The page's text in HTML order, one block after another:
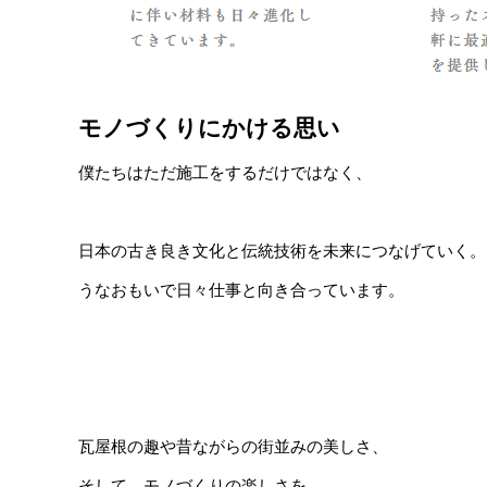
モノづくりにかける思い
僕たちはただ施工をするだけではなく、
日本の古き良き文化と伝統技術を未来につなげていく
うなおもいで日々​仕事と向き合っています。
瓦屋根の趣や昔ながらの街並みの美しさ、